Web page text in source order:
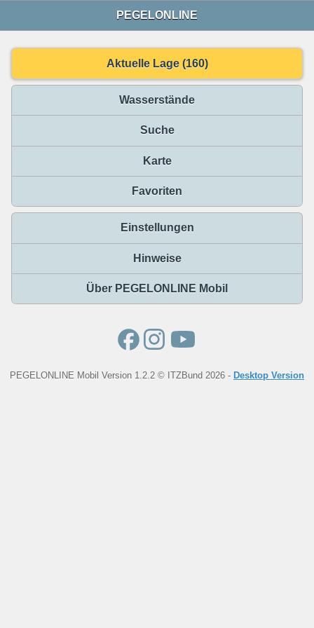
PEGELONLINE
Aktuelle Lage (160)
Wasserstände
Suche
Karte
Favoriten
Einstellungen
Hinweise
Über PEGELONLINE Mobil
PEGELONLINE Mobil Version 1.2.2 © ITZBund 2026 - Desktop Version